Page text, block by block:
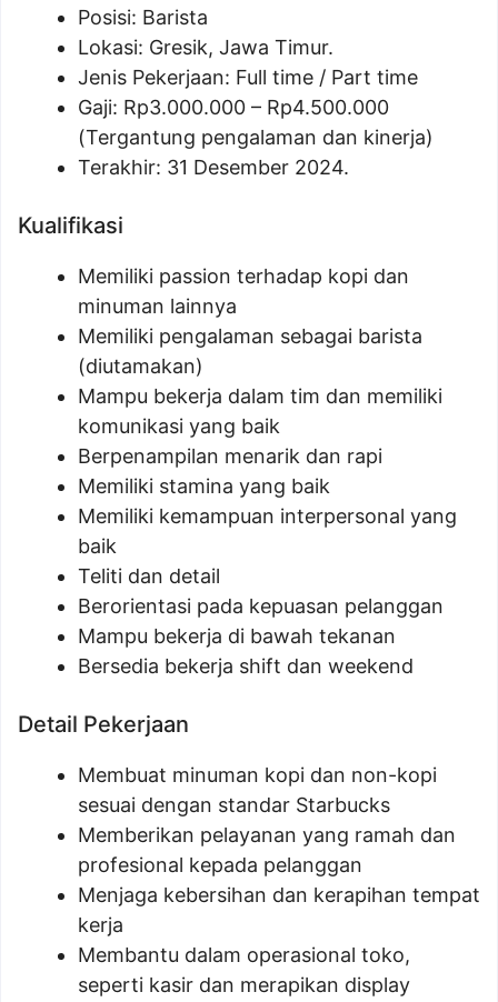
Posisi: Barista
Lokasi: Gresik, Jawa Timur.
Jenis Pekerjaan: Full time / Part time
Gaji: Rp3.000.000 – Rp4.500.000
(Tergantung pengalaman dan kinerja)
Terakhir: 31 Desember 2024.
Kualifikasi
Memiliki passion terhadap kopi dan
minuman lainnya
Memiliki pengalaman sebagai barista
(diutamakan)
Mampu bekerja dalam tim dan memiliki
komunikasi yang baik
Berpenampilan menarik dan rapi
Memiliki stamina yang baik
Memiliki kemampuan interpersonal yang
baik
Teliti dan detail
Berorientasi pada kepuasan pelanggan
Mampu bekerja di bawah tekanan
Bersedia bekerja shift dan weekend
Detail Pekerjaan
Membuat minuman kopi dan non-kopi
sesuai dengan standar Starbucks
Memberikan pelayanan yang ramah dan
profesional kepada pelanggan
Menjaga kebersihan dan kerapihan tempat
kerja
Membantu dalam operasional toko,
seperti kasir dan merapikan display